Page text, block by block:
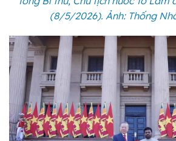
(8/5/2026). Ảnh: Thống